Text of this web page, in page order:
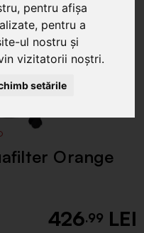
pentru afișa
pentru a
ul nostru și
vizitatorii noștri.
setările
Orange
426.99